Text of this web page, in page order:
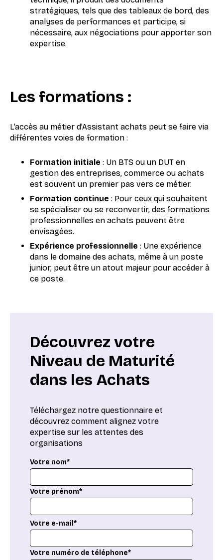
stratégiques, tels que des tableaux de bord, des
analyses de performances et participe, si
nécessaire, aux négociations pour apporter son
expertise.
Les formations :
L’accès au métier d’Assistant achats peut se faire via
différentes voies de formation :
Formation initiale : Un BTS ou un DUT en
gestion des entreprises, commerce ou achats
est souvent un premier pas vers ce métier.
Formation continue : Pour ceux qui souhaitent
se spécialiser ou se reconvertir, des formations
professionnelles en achats peuvent être
envisagées.
Expérience professionnelle : Une expérience
dans le domaine des achats, même à un poste
junior, peut être un atout majeur pour accéder à
ce poste.
Découvrez votre
Niveau de Maturité
dans les Achats
Téléchargez notre questionnaire et
découvrez comment alignez votre
expertise sur les attentes des
organisations
Votre nom*
Votre prénom*
Votre e-mail*
Votre numéro de téléphone*